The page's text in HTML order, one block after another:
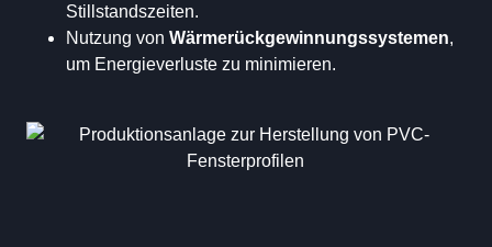
Stillstandszeiten.
Nutzung von Wärmerückgewinnungssystemen,
um Energieverluste zu minimieren.